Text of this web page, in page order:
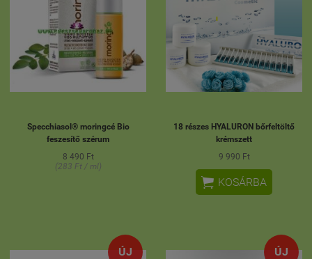
Specchiasol® moringcé Bio
feszesítő szérum
8 490 Ft
(283 Ft / ml)
18 részes HYALURON bőrfeltöltő
krémszett
9 990 Ft
 KOSÁRBA
ÚJ ÚJ